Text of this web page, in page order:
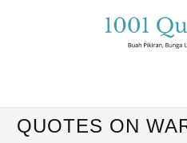
Quote Hari Puisi
QUOTES ON